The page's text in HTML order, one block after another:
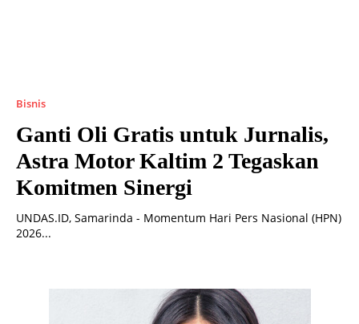
Bisnis
Ganti Oli Gratis untuk Jurnalis,
Astra Motor Kaltim 2 Tegaskan
Komitmen Sinergi
UNDAS.ID, Samarinda - Momentum Hari Pers Nasional (HPN)
2026...